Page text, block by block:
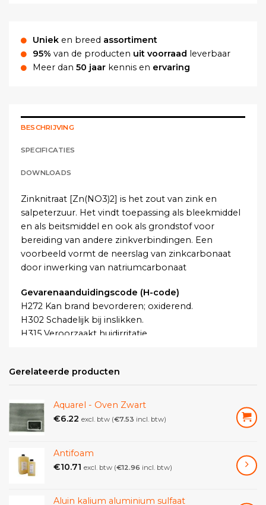
Uniek en breed assortiment
95% van de producten uit voorraad leverbaar
Meer dan 50 jaar kennis en ervaring
BESCHRIJVING
SPECIFICATIES
DOWNLOADS
Zinknitraat [Zn(NO3)2] is het zout van zink en
salpeterzuur. Het vindt toepassing als bleekmiddel
en als beitsmiddel en ook als grondstof voor
bereiding van andere zinkverbindingen. Een
voorbeeld vormt de neerslag van zinkcarbonaat
door inwerking van natriumcarbonaat
Gevarenaanduidingscode (H-code)
H272 Kan brand bevorderen; oxiderend.
H302 Schadelijk bij inslikken.
H315 Veroorzaakt huidirritatie.
H410 Zeer giftig voor in het water levende
organismen, met langdurige
gevolgen.
Preventieve code (P-code)
oppervlakken, vonken, open vuur
en andere ontstekingsbronnen. Niet roken.
houden/bewaren.
Gerelateerde producten
Aquarel - Oven Zwart
€6.22 excl. btw (€7.53 incl. btw)
Antifoam
€10.71 excl. btw (€12.96 incl. btw)
Aluin kalium aluminium sulfaat